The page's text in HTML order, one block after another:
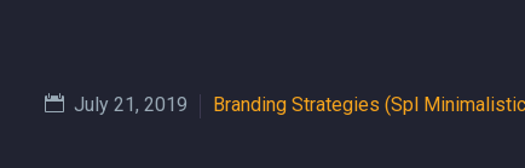
July 21, 2019 Branding Strategies (Spl